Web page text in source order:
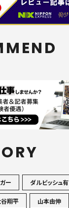
ー
ダルビッシュ有
谷翔平 山本由伸